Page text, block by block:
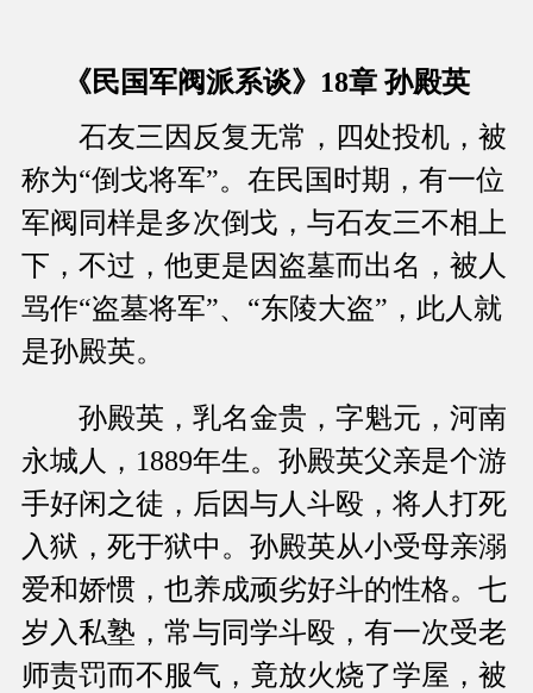
《民国军阀派系谈》18章 孙殿英
石友三因反复无常，四处投机，被
称为“倒戈将军”。在民国时期，有一位
军阀同样是多次倒戈，与石友三不相上
下，不过，他更是因盗墓而出名，被人
骂作“盗墓将军”、“东陵大盗”，此人就
是孙殿英。
孙殿英，乳名金贵，字魁元，河南
永城人，1889年生。孙殿英父亲是个游
手好闲之徒，后因与人斗殴，将人打死
入狱，死于狱中。孙殿英从小受母亲溺
爱和娇惯，也养成顽劣好斗的性格。七
岁入私塾，常与同学斗殴，有一次受老
师责罚而不服气，竟放火烧了学屋，被